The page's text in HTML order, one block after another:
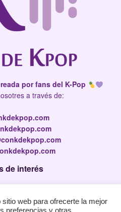
por fans del K-Pop
a través de:
de interés
privacidad
web para ofrecerte la mejor